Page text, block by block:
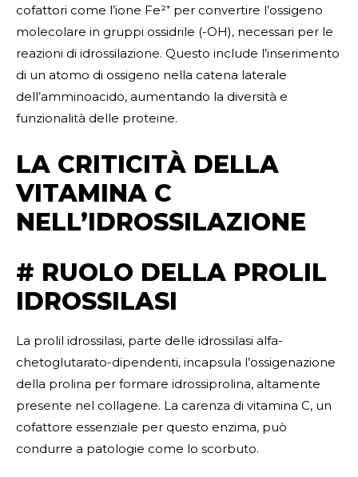
cofattori come l’ione Fe²⁺ per convertire l’ossigeno
molecolare in gruppi ossidrile (-OH), necessari per le
reazioni di idrossilazione. Questo include l’inserimento
di un atomo di ossigeno nella catena laterale
dell’amminoacido, aumentando la diversità e
funzionalità delle proteine.
LA CRITICITÀ DELLA
VITAMINA C
NELL’IDROSSILAZIONE
# RUOLO DELLA PROLIL
IDROSSILASI
La prolil idrossilasi, parte delle idrossilasi alfa-
chetoglutarato-dipendenti, incapsula l’ossigenazione
della prolina per formare idrossiprolina, altamente
presente nel collagene. La carenza di vitamina C, un
cofattore essenziale per questo enzima, può
condurre a patologie come lo scorbuto.